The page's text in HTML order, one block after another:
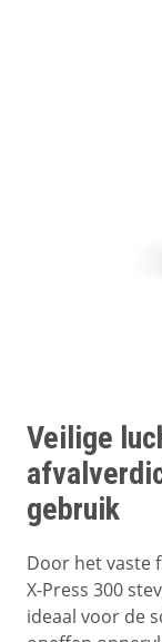
Veilige
gebruik
Door het vaste
X-Press 300
ideaal voor de